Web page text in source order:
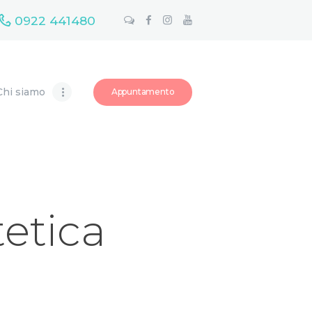
0922 441480
siamo Appuntamento